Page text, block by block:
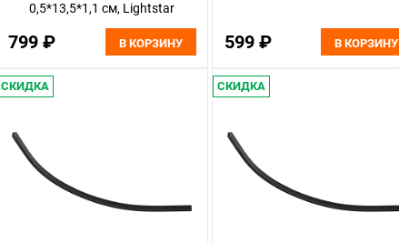
0,5*13,5*1,1 см, Lightstar
799 ₽ В КОРЗИНУ 599 ₽ В КОРЗИНУ
СКИДКА СКИДКА